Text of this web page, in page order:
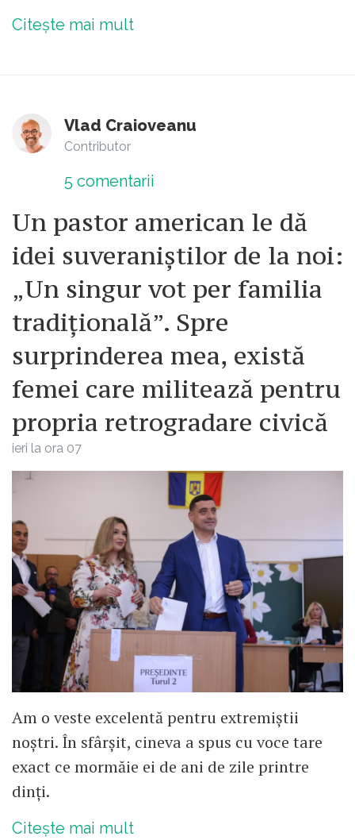
Citește mai mult
Vlad Craioveanu
Contributor
5 comentarii
Un pastor american le dă
idei suveraniștilor de la noi:
„Un singur vot per familia
tradițională”. Spre
surprinderea mea, există
femei care militează pentru
propria retrogradare civică
ieri la ora 07
Am o veste excelentă pentru extremiștii
noștri. În sfârșit, cineva a spus cu voce tare
exact ce mormăie ei de ani de zile printre
dinți.
Citește mai mult